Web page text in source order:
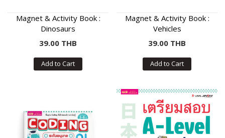
Magnet & Activity Book :
Dinosaurs
39.00 THB
Add to Cart
Magnet & Activity Book :
Vehicles
39.00 THB
Add to Cart